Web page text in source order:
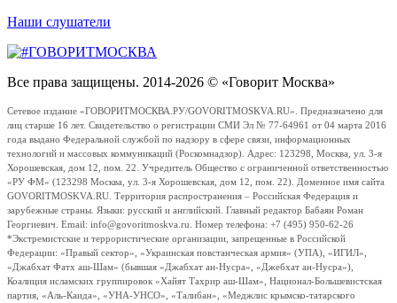
Наши слушатели
Все права защищены. 2014-2026 © «Говорит Москва»
Сетевое издание «ГОВОРИТМОСКВА.РУ/GOVORITMOSKVA.RU». Предназначено для
лиц старше 16 лет. Свидетельство о регистрации СМИ Эл № 77-64961 от 04 марта 2016
года выдано Федеральной службой по надзору в сфере связи, информационных
технологий и массовых коммуникаций (Роскомнадзор). Адрес: 123298, Москва, ул. 3-я
Хорошевская, дом 12, пом. 22. Учредитель Общество с ограниченной ответственностью
«РУ ФМ» (123298 Москва, ул. 3-я Хорошевская, дом 12, пом. 22). Доменное имя сайта
GOVORITMOSKVA.RU. Территория распространения – Российская Федерация и
зарубежные страны. Языки: русский и английский. Главный редактор Бабаян Роман
Георгиевич. Email: info@govoritmoskva.ru. Номер телефона: +7 (495) 950-62-26
*Экстремистские и террористические организации, запрещенные в Российской
Федерации: «Правый сектор», «Украинская повстанческая армия» (УПА), «ИГИЛ»,
«Джабхат Фатх аш-Шам» (бывшая «Джабхат ан-Нусра», «Джебхат ан-Нусра»),
Коалиция исламских группировок «Хайят Тахрир аш-Шам», Национал-Большевистская
партия, «Аль-Каида», «УНА-УНСО», «Талибан», «Меджлис крымско-татарского